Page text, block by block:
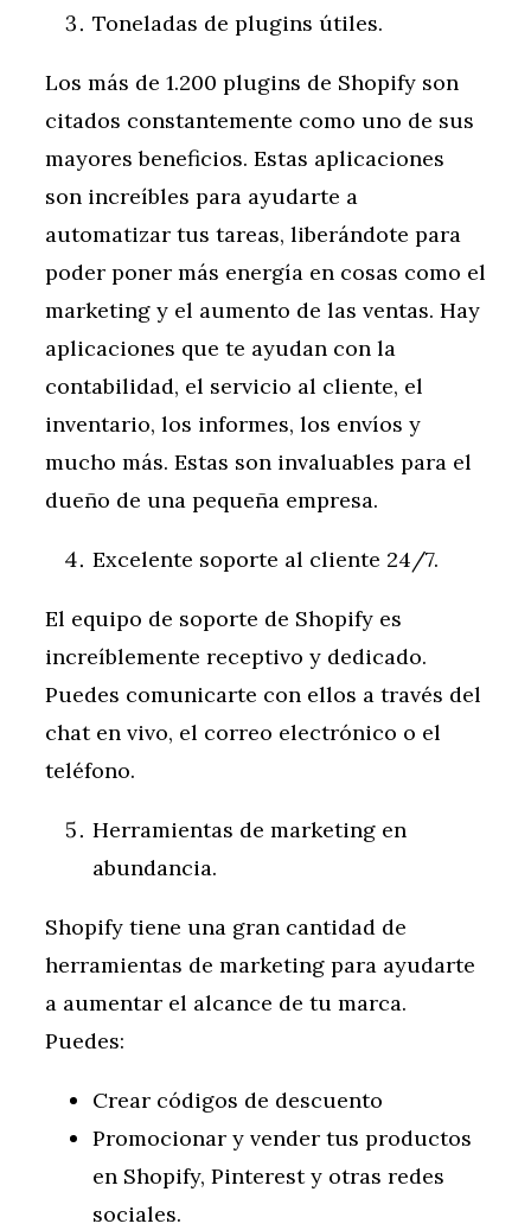
Toneladas de plugins útiles.
Los más de 1.200 plugins de Shopify son
citados constantemente como uno de sus
mayores beneficios. Estas aplicaciones
son increíbles para ayudarte a
automatizar tus tareas, liberándote para
poder poner más energía en cosas como el
marketing y el aumento de las ventas. Hay
aplicaciones que te ayudan con la
contabilidad, el servicio al cliente, el
inventario, los informes, los envíos y
mucho más. Estas son invaluables para el
dueño de una pequeña empresa.
Excelente soporte al cliente 24/7.
El equipo de soporte de Shopify es
increíblemente receptivo y dedicado.
Puedes comunicarte con ellos a través del
chat en vivo, el correo electrónico o el
teléfono.
Herramientas de marketing en
abundancia.
Shopify tiene una gran cantidad de
herramientas de marketing para ayudarte
a aumentar el alcance de tu marca.
Puedes:
Crear códigos de descuento
Promocionar y vender tus productos
en Shopify, Pinterest y otras redes
sociales.